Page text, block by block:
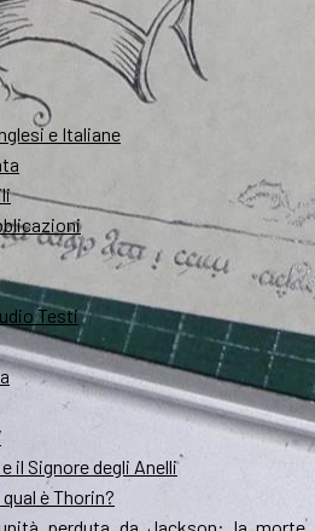
e Italiane
Testi
il Signore degli Anelli
è Thorin?